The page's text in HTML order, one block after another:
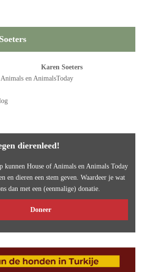
Karen Soeters
en AnimalsToday
dierenleed!
kunnen House of Animals en Animals Today
en dieren een stem geven. Waardeer je wat
dan met een (eenmalige) donatie.
Doneer